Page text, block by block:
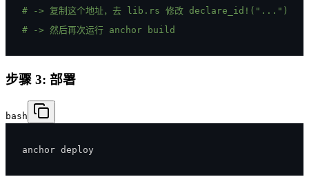
# -> 复制这个地址，去 lib.rs 修改 declare_id!("...")
# -> 然后再次运行 anchor build
步骤 3: 部署
bash
anchor deploy